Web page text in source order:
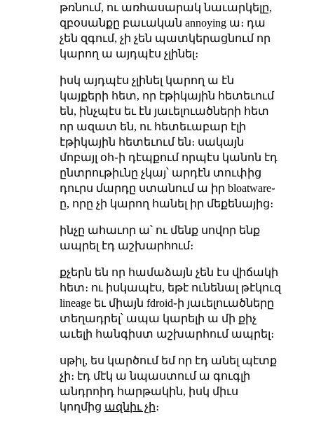
թռնում, ու առհասարակ նաւարկելը,
զբօսանքը բաւական annoying ա։ դա
չեն զգում, չի չեն պատկերացնում որ
կարող ա այդպէս չլինել։
իսկ այդպէս չլինել կարող ա էն
կայքերի հետ, որ էթիկային հետեւում
են, ինչպէս եւ էն յաւելուածների հետ
որ ազատ են, ու հետեւաբար էլի
էթիկային հետեւում են։ սակայն
մոբայլ օհ֊ի դէպքում որպէս կանոն էդ
ընտրութիւնը չկայ՝ արդէն տուփից
դուրս մարդը ստանում ա իր bloatware֊
ը, որը չի կարող հանել իր մեքենայից։
ինչը ահաւոր ա՝ ու մենք սովոր ենք
ապրել էդ աշխարհում։
քչերն են որ համաձայն չեն էս վիճակի
հետ։ ու իսկապէս, եթէ ունենալ թէկուզ
lineage եւ միայն fdroid֊ի յաւելուածները
տեղադրել՝ ապա կարելի ա մի քիչ
աւելի հանգիստ աշխարհում ապրել։
սթիլ, ես կարծում եմ որ էդ անել պէտք
չի։ էդ մէկ ա նպաստում ա գուգլի
անդրոիդ հարթակին, իսկ միւս
կողմից ազնիւ չի։